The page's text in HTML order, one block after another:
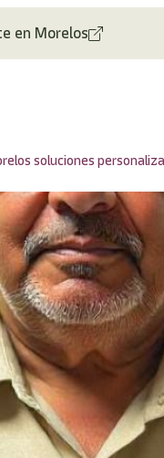
en Morelos
soluciones